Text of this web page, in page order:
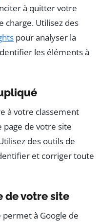
à quitter votre
charge. Utilisez des
pour analyser la
les éléments à
à votre classement
page de votre site
des outils de
et corriger toute
de votre site
à Google de